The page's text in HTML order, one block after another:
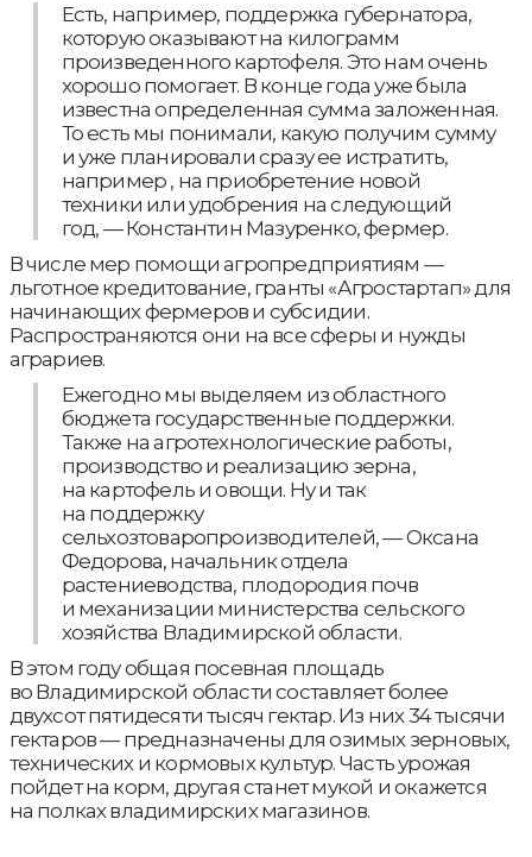
Есть, например, поддержка губернатора,
которую оказывают на килограмм
произведенного картофеля. Это нам очень
хорошо помогает. В конце года уже была
известна определенная сумма заложенная.
То есть мы понимали, какую получим сумму
и уже планировали сразу ее истратить,
например , на приобретение новой
техники или удобрения на следующий
год, — Константин Мазуренко, фермер.
В числе мер помощи агропредприятиям —
льготное кредитование, гранты «Агростартап» для
начинающих фермеров и субсидии.
Распространяются они на все сферы и нужды
аграриев.
Ежегодно мы выделяем из областного
бюджета государственные поддержки.
Также на агротехнологические работы,
производство и реализацию зерна,
на картофель и овощи. Ну и так
на поддержку
сельхозтоваропроизводителей, — Оксана
Федорова, начальник отдела
растениеводства, плодородия почв
и механизации министерства сельского
хозяйства Владимирской области.
В этом году общая посевная площадь
во Владимирской области составляет более
двухсот пятидесяти тысяч гектар. Из них 34 тысячи
гектаров — предназначены для озимых зерновых,
технических и кормовых культур. Часть урожая
пойдет на корм, другая станет мукой и окажется
на полках владимирских магазинов.